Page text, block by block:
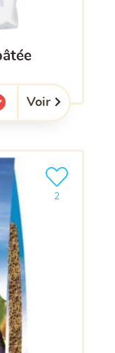
Voir
2
Ajouter le